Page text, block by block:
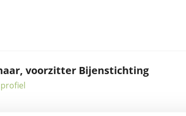
voorzitter Bijenstichting